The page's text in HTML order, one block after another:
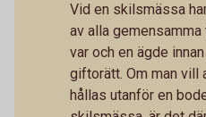
Vid en skilsmässa
av alla
var och en ägde
giftorätt. Om man vill
hållas utanför en